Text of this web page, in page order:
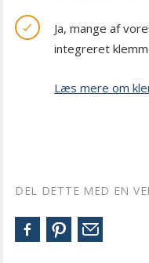
Ja, mange af
integreret
Læs mere om
DEL DETTE MED EN